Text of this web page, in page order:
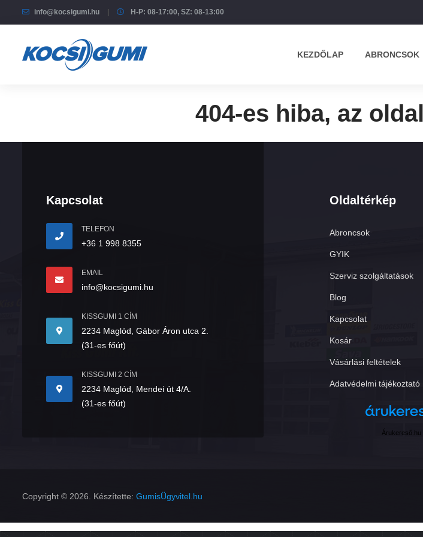
info@kocsigumi.hu H-P: 08-17:00, SZ: 08-13:00
KEZDŐLAP ABRONCSOK
404-es hiba, az
Kapcsolat
TELEFON
+36 1 998 8355
EMAIL
info@kocsigumi.hu
KISSGUMI 1 CÍM
2234 Maglód, Gábor Áron utca 2.
(31-es főút)
KISSGUMI 2 CÍM
2234 Maglód, Mendei út 4/A.
(31-es főút)
Oldaltérkép
Abroncsok
GYIK
Szerviz szolgáltatások
Blog
Kapcsolat
Kosár
Vásárlási feltételek
Adatvédelmi tájékoztató
Árukereső.hu
Copyright © 2026. Készítette: GumisÜgyvitel.hu